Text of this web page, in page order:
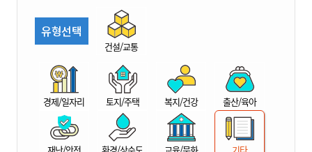
시
산
유형선택
건설/교통
경제/일자리 토지/주택 복지/건강 출산/육아